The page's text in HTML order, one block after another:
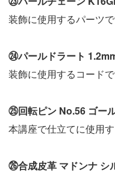
装飾に使用するパーツで
㉔パールドラート
装飾に使用するコードで
㉕回転ピン No.56 ゴー
本講座で仕立てに使用す
㉖合成皮革 マドンナ